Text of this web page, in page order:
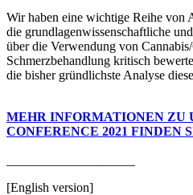
Wir haben eine wichtige Reihe von
die grundlagenwissenschaftliche
über die Verwendung von
Schmerzbehandlung kritisch
die bisher gründlichste Analyse
MEHR INFORMATIONEN ZU
CONFERENCE 2021 FINDEN
[English version]